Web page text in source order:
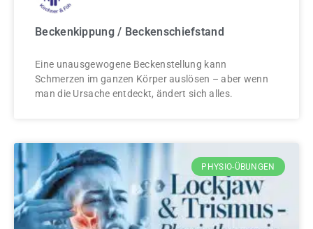
Beckenkippung / Beckenschiefstand
Eine unausgewogene Beckenstellung kann
Schmerzen im ganzen Körper auslösen – aber wenn
man die Ursache entdeckt, ändert sich alles.
PHYSIO-ÜBUNGEN